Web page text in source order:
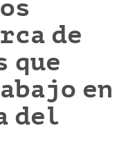
de
que
en
del